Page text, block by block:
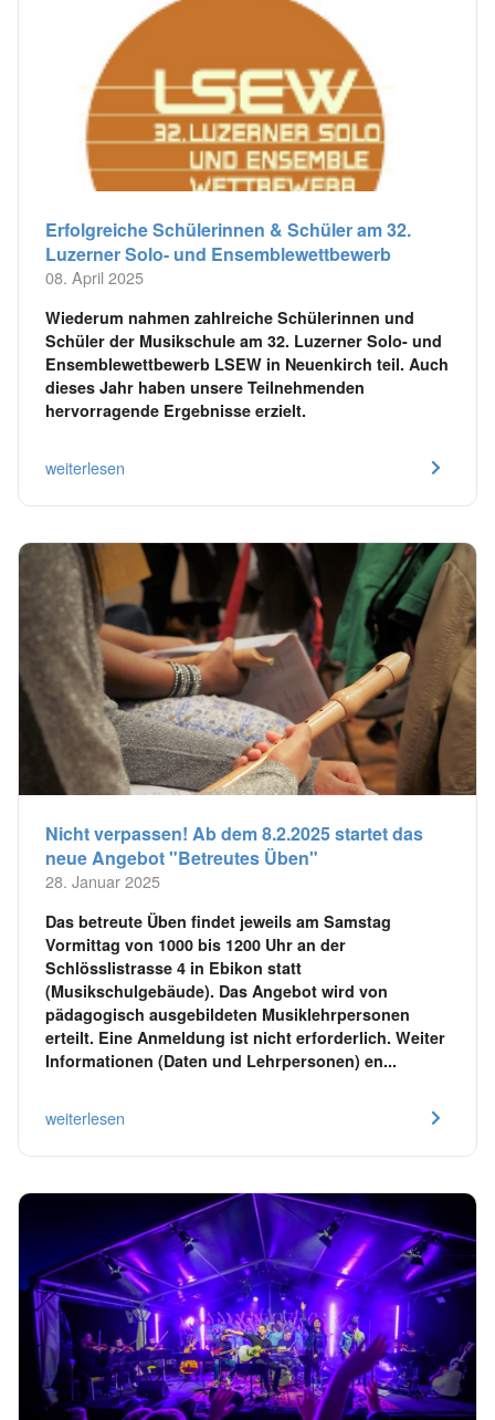
Erfolgreiche Schülerinnen & Schüler am 32.
Luzerner Solo- und Ensemblewettbewerb
08. April 2025
Wiederum nahmen zahlreiche Schülerinnen und
Schüler der Musikschule am 32. Luzerner Solo- und
Ensemblewettbewerb LSEW in Neuenkirch teil. Auch
dieses Jahr haben unsere Teilnehmenden
hervorragende Ergebnisse erzielt.
weiterlesen
Nicht verpassen! Ab dem 8.2.2025 startet das
neue Angebot "Betreutes Üben"
28. Januar 2025
Das betreute Üben findet jeweils am Samstag
Vormittag von 1000 bis 1200 Uhr an der
Schlösslistrasse 4 in Ebikon statt
(Musikschulgebäude). Das Angebot wird von
pädagogisch ausgebildeten Musiklehrpersonen
erteilt. Eine Anmeldung ist nicht erforderlich. Weiter
Informationen (Daten und Lehrpersonen) en...
weiterlesen